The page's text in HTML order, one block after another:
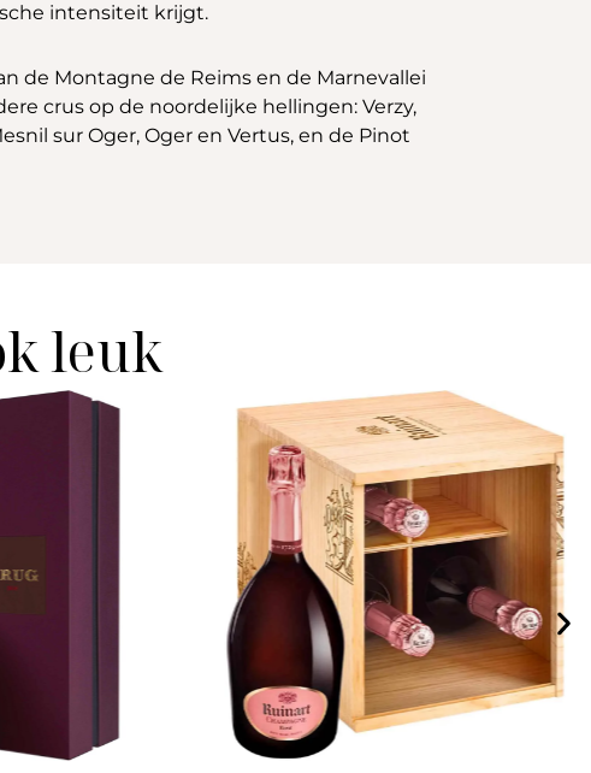
intensiteit krijgt.
de Montagne de Reims en de Marnevallei
crus op de noordelijke hellingen: Verzy,
sur Oger, Oger en Vertus, en de Pinot
leuk